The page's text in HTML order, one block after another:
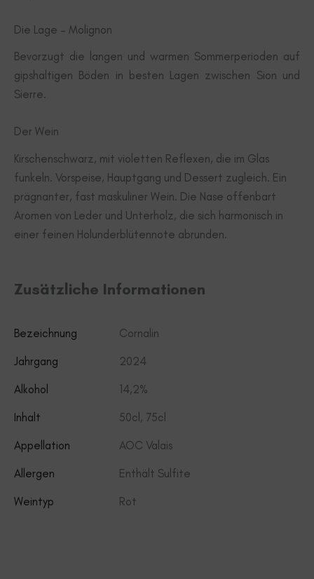
Die Lage – Molignon
Bevorzugt die langen und warmen Sommerperioden auf
gipshaltigen Böden in besten Lagen zwischen Sion und
Sierre.
Der Wein
Kirschenschwarz, mit violetten Reflexen, die im Glas
funkeln. Vorspeise, Hauptgang und Dessert zugleich. Ein
prägnanter, fast maskuliner Wein. Die Nase offenbart
Aromen von Leder und Unterholz, die sich harmonisch in
einer feinen Holunderblütennote abrunden.
Zusätzliche Informationen
Bezeichnung
Cornalin
Jahrgang
2024
Alkohol
14,2%
Inhalt
50cl, 75cl
Appellation
AOC Valais
Allergen
Enthält Sulfite
Weintyp
Rot